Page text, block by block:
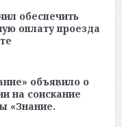
обеспечить
оплату проезда
объявило о
на соискание
«Знание.